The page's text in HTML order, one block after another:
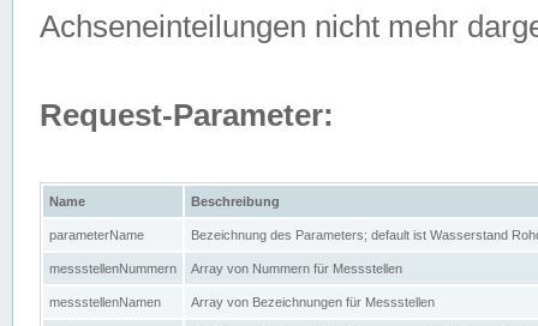
Achseneinteilungen nicht mehr
Request-Parameter:
Name Beschreibung
parameterName Bezeichnung des Parameters; default ist Wasserstand
messstellenNummern Array von Nummern für Messstellen
messstellenNamen Array von Bezeichnungen für Messstellen